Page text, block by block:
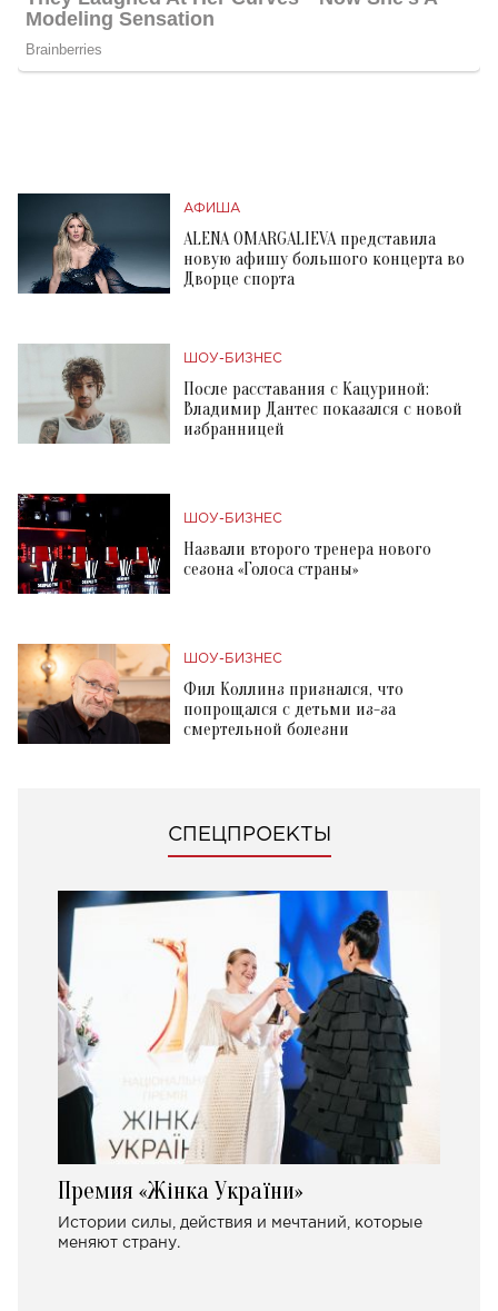
АФИША
ALENA OMARGALIEVA представила
новую афишу большого концерта во
Дворце спорта
ШОУ-БИЗНЕС
После расставания с Кацуриной:
Владимир Дантес показался с новой
избранницей
ШОУ-БИЗНЕС
Назвали второго тренера нового
сезона «Голоса страны»
ШОУ-БИЗНЕС
Фил Коллинз признался, что
попрощался с детьми из-за
смертельной болезни
СПЕЦПРОЕКТЫ
Премия «Жінка України»
Истории силы, действия и мечтаний, которые
меняют страну.